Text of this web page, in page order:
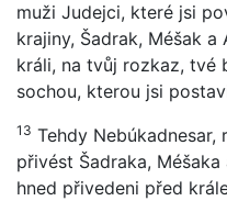
muži Judejci, které jsi
krajiny, Šadrak, Méšak
králi, na tvůj rozkaz, tvé
sochou, kterou jsi
13 Tehdy
přivést Šadraka,
hned přivedeni před